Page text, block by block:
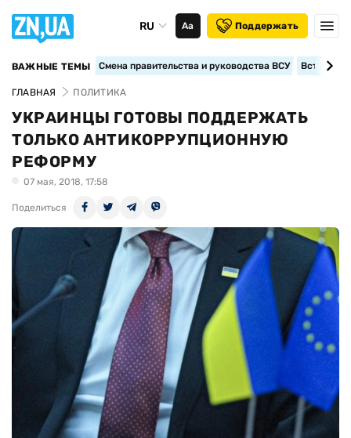
RU Аа Поддержать
ВАЖНЫЕ ТЕМЫ Смена правительства и руководства ВСУ
ГЛАВНАЯ ПОЛИТИКА
УКРАИНЦЫ ГОТОВЫ ПОДДЕРЖАТЬ
ТОЛЬКО АНТИКОРРУПЦИОННУЮ
РЕФОРМУ
07 мая, 2018, 17:58
Поделиться